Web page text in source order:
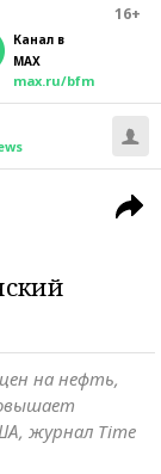
16+
Канал в
MAX
max.ru/bfm
на нефть,
журнал Time